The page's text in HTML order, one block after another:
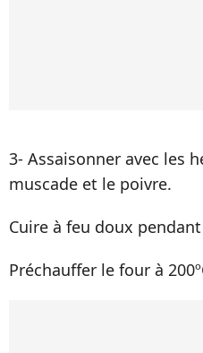
3- Assaisonner avec les
muscade et le poivre.
Cuire à feu doux
Préchauffer le four à